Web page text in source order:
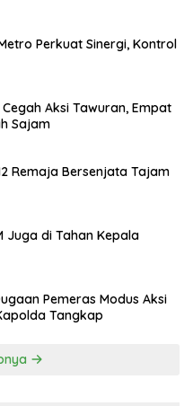
Perkuat Sinergi, Kontrol
Aksi Tawuran, Empat
Sajam
Remaja Bersenjata Tajam
Juga di Tahan Kepala
Pemeras Modus Aksi
Tangkap